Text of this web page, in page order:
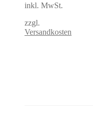
war:
inkl. MwSt.
zzgl.
Versandkosten